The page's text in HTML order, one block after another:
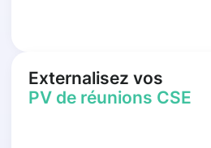
Externalisez vos
PV de réunions CSE